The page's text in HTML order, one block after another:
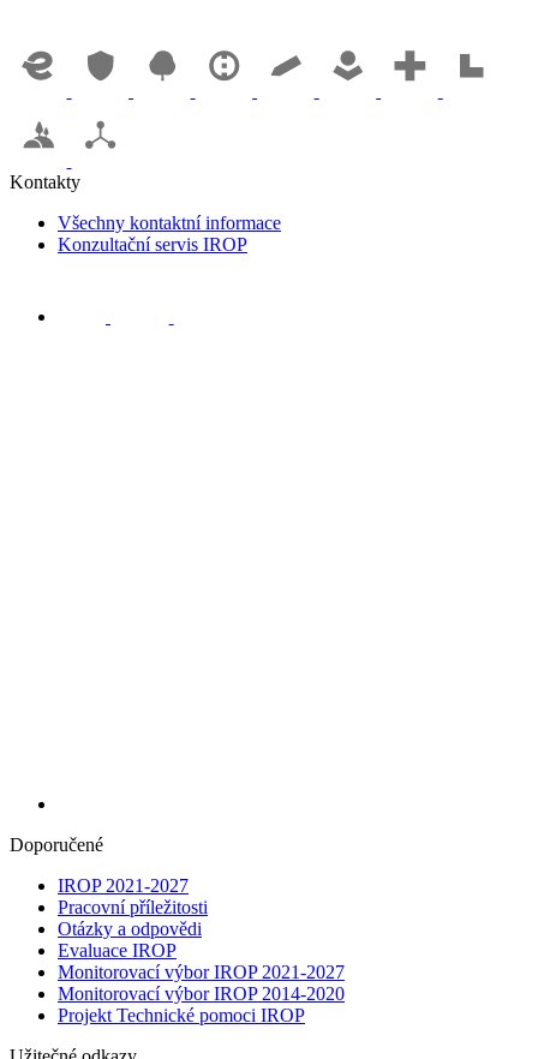
Kontakty
Všechny kontaktní informace
Konzultační servis IROP
Doporučené
IROP 2021-2027
Pracovní příležitosti
Otázky a odpovědi
Evaluace IROP
Monitorovací výbor IROP 2021-2027
Monitorovací výbor IROP 2014-2020
Projekt Technické pomoci IROP